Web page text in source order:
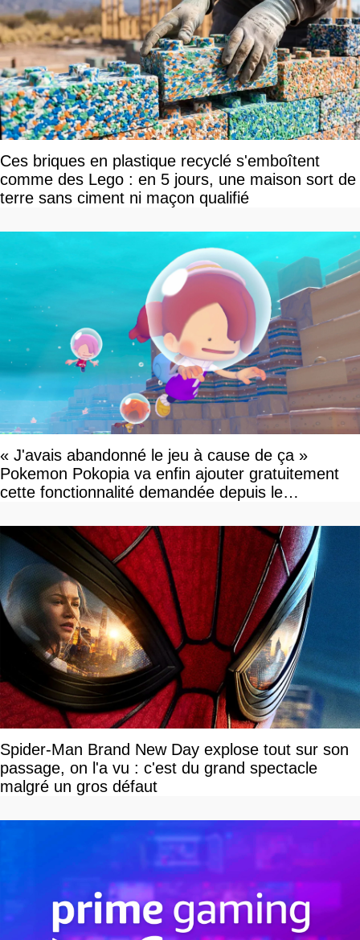
Ces briques en plastique recyclé s'emboîtent
comme des Lego : en 5 jours, une maison sort de
terre sans ciment ni maçon qualifié
« J'avais abandonné le jeu à cause de ça »
Pokemon Pokopia va enfin ajouter gratuitement
cette fonctionnalité demandée depuis le
Spider-Man Brand New Day explose tout sur son
passage, on l'a vu : c'est du grand spectacle
malgré un gros défaut